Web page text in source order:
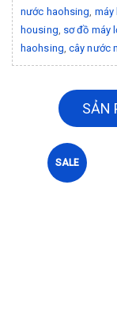
nước haohsing máy
housing sơ đồ máy
haohsing ,cây nước
SẢN
SALE